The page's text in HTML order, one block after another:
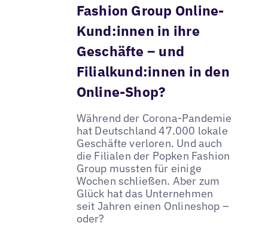
Fashion Group Online-
Kund:innen in ihre
Geschäfte – und
Filialkund:innen in den
Online-Shop?
Während der Corona-Pandemie
hat Deutschland 47.000 lokale
Geschäfte verloren. Und auch
die Filialen der Popken Fashion
Group mussten für einige
Wochen schließen. Aber zum
Glück hat das Unternehmen
seit Jahren einen Onlineshop –
oder?